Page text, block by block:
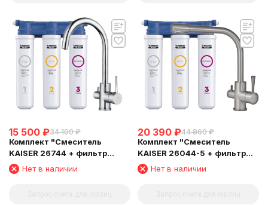
15 500 ₽34 100 ₽
Комплект "Cмеситель
KAISER 26744 + фильтр
Барьер"
Нет в наличии
20 390 ₽44 860 ₽
Комплект "Cмеситель
KAISER 26044-5 + фильтр
Барьер"
Нет в наличии